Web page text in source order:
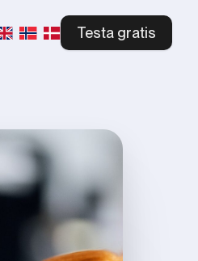
Testa gratis